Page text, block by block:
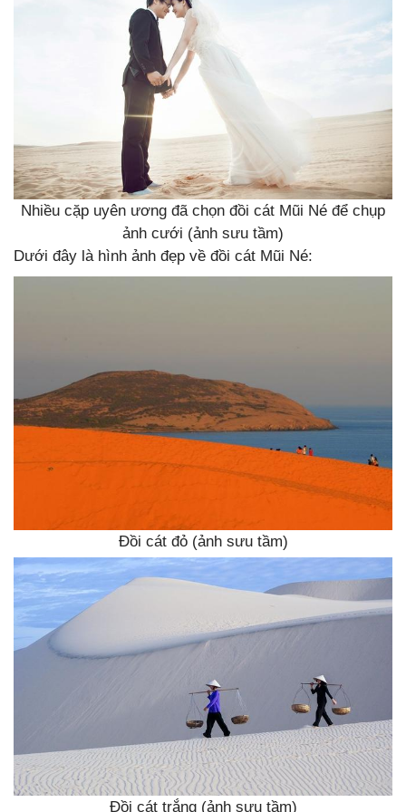
Nhiều cặp uyên ương đã chọn đồi cát Mũi Né để chụp
ảnh cưới (ảnh sưu tầm)
Dưới đây là hình ảnh đẹp về đồi cát Mũi Né:
Đồi cát đỏ (ảnh sưu tầm)
Đồi cát trắng (ảnh sưu tầm)